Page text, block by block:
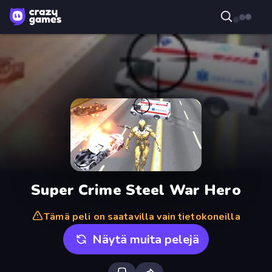
Super Crime Steel War Hero
Tämä peli on saatavilla vain tietokoneilla
Näytä muita pelejä